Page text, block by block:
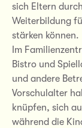
sich Eltern
Weiterbildung
stärken können.
Im
Bistro und
und andere
Vorschulalter
knüpfen, sich
während die